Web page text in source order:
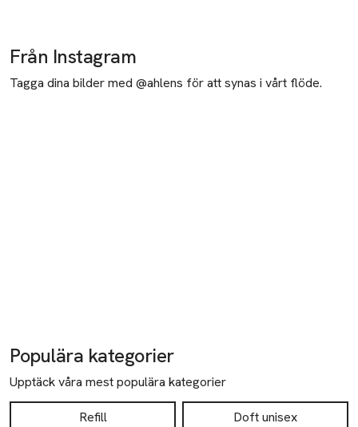
Från Instagram
Tagga dina bilder med @ahlens för att synas i vårt flöde.
Populära kategorier
Upptäck våra mest populära kategorier
Refill Doft unisex